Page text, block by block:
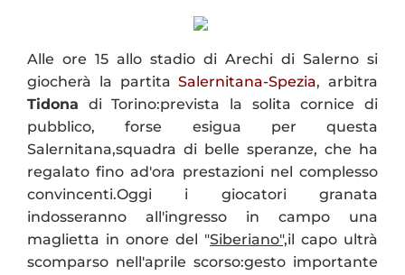
Alle ore 15 allo stadio di Arechi di Salerno si
giocherà la partitaSalernitana-Spezia, arbitra
Tidona di Torino:prevista la solita cornice di
pubblico, forse esigua per questa
Salernitana,squadra di belle speranze, che ha
regalato fino ad'ora prestazioni nel complesso
convincenti.Oggi i giocatori granata
indosseranno all'ingresso in campo una
maglietta in onore del "Siberiano",il capo ultrà
scomparso nell'aprile scorso:gesto importante